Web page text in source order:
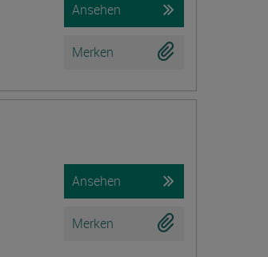
Ansehen
Merken
Ansehen
Merken